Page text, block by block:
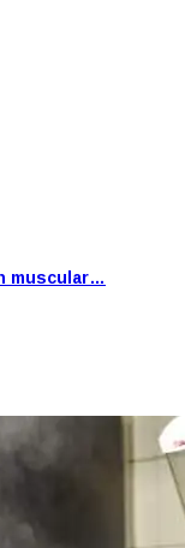
muscular…